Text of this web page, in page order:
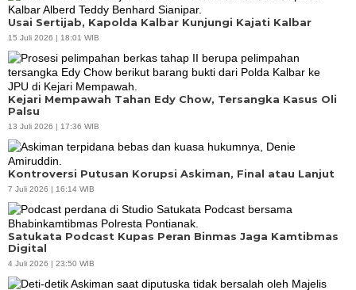
Usai Sertijab, Kapolda Kalbar Kunjungi Kajati Kalbar
15 Juli 2026 | 18:01 WIB
Kejari Mempawah Tahan Edy Chow, Tersangka Kasus Oli
Palsu
13 Juli 2026 | 17:36 WIB
Kontroversi Putusan Korupsi Askiman, Final atau Lanjut
7 Juli 2026 | 16:14 WIB
Satukata Podcast Kupas Peran Binmas Jaga Kamtibmas
Digital
4 Juli 2026 | 23:50 WIB